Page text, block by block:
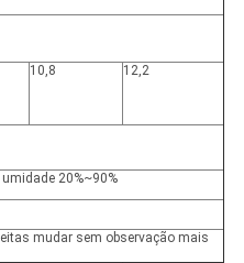
10,8 12,2
umidade 20%~90%
mudar sem observação mais